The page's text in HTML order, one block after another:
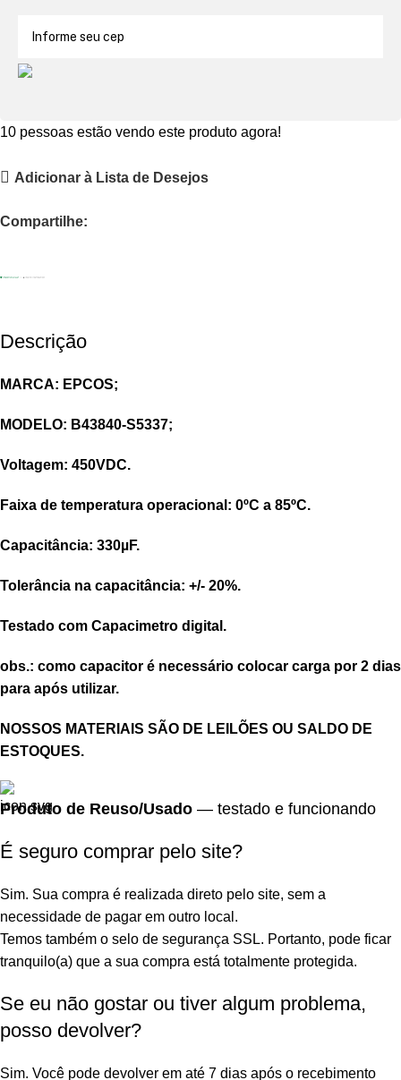
10 pessoas estão vendo este produto agora!
Adicionar à Lista de Desejos
Compartilhe:
Descrição
MARCA: EPCOS;
MODELO: B43840-S5337;
Voltagem: 450VDC.
Faixa de temperatura operacional: 0ºC a 85ºC.
Capacitância: 330µF.
Tolerância na capacitância: +/- 20%.
Testado com Capacimetro digital.
obs.: como capacitor é necessário colocar carga por 2 dias
para após utilizar.
NOSSOS MATERIAIS SÃO DE LEILÕES OU SALDO DE
ESTOQUES.
Produto de Reuso/Usado — testado e funcionando
É seguro comprar pelo site?
Sim. Sua compra é realizada direto pelo site, sem a
necessidade de pagar em outro local.
Temos também o selo de segurança SSL. Portanto, pode ficar
tranquilo(a) que a sua compra está totalmente protegida.
Se eu não gostar ou tiver algum problema,
posso devolver?
Sim. Você pode devolver em até 7 dias após o recebimento